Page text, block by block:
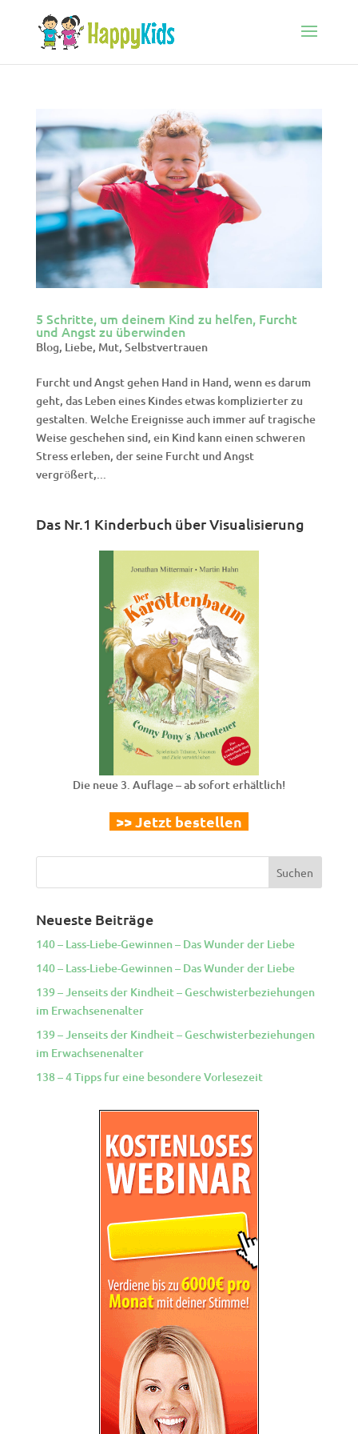
5 Schritte, um deinem Kind zu helfen, Furcht
und Angst zu überwinden
Blog, Liebe, Mut, Selbstvertrauen
Furcht und Angst gehen Hand in Hand, wenn es darum
geht, das Leben eines Kindes etwas komplizierter zu
gestalten. Welche Ereignisse auch immer auf tragische
Weise geschehen sind, ein Kind kann einen schweren
Stress erleben, der seine Furcht und Angst
vergrößert,...
Das Nr.1 Kinderbuch über Visualisierung
Die neue 3. Auflage – ab sofort erhältlich!
>> Jetzt bestellen
Neueste Beiträge
140 – Lass-Liebe-Gewinnen – Das Wunder der Liebe
140 – Lass-Liebe-Gewinnen – Das Wunder der Liebe
139 – Jenseits der Kindheit – Geschwisterbeziehungen
im Erwachsenenalter
139 – Jenseits der Kindheit – Geschwisterbeziehungen
im Erwachsenenalter
138 – 4 Tipps fur eine besondere Vorlesezeit